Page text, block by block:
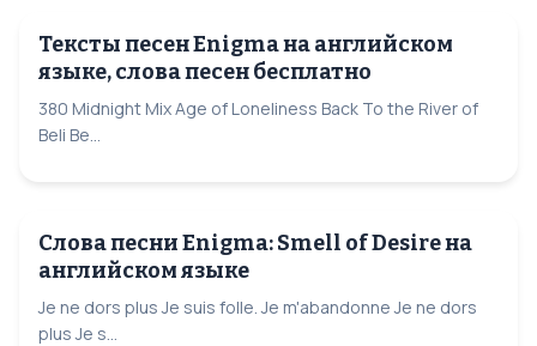
Тексты песен Enigma на английском
языке, слова песен бесплатно
380 Midnight Mix Age of Loneliness Back To the River of
Beli Be...
Слова песни Enigma: Smell of Desire на
английском языке
Je ne dors plus Je suis folle. Je m'abandonne Je ne dors
plus Je s...